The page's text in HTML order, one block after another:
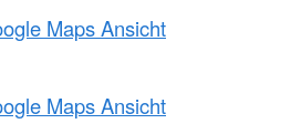
Maps Ansicht
Maps Ansicht